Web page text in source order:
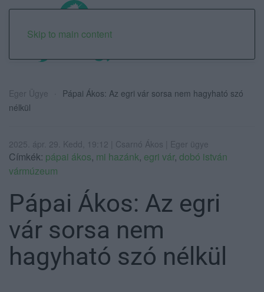
Skip to main content
Eger Ügye
Pápai Ákos: Az egri vár sorsa nem hagyható szó
nélkül
2025. ápr. 29. Kedd, 19:12 | Csarnó Ákos | Eger ügye
Címkék: pápai ákos, mi hazánk, egri vár, dobó istván
vármúzeum
Pápai Ákos: Az egri
vár sorsa nem
hagyható szó nélkül